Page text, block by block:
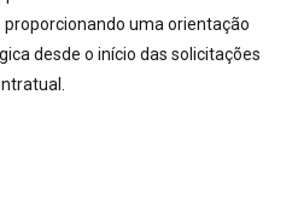
uma orientação
desde o início das solicitações